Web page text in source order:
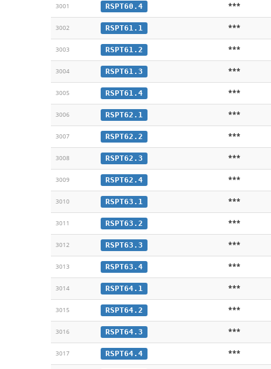
3001 RSPT60.4 ***
3002 RSPT61.1 ***
3003 RSPT61.2 ***
3004 RSPT61.3 ***
3005 RSPT61.4 ***
3006 RSPT62.1 ***
3007 RSPT62.2 ***
3008 RSPT62.3 ***
3009 RSPT62.4 ***
3010 RSPT63.1 ***
3011 RSPT63.2 ***
3012 RSPT63.3 ***
3013 RSPT63.4 ***
3014 RSPT64.1 ***
3015 RSPT64.2 ***
3016 RSPT64.3 ***
3017 RSPT64.4 ***